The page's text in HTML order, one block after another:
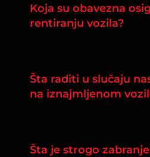
Koja su obavezna
rentiranju vozila?
Šta raditi u slučaju
na iznajmljenom
Šta je strogo